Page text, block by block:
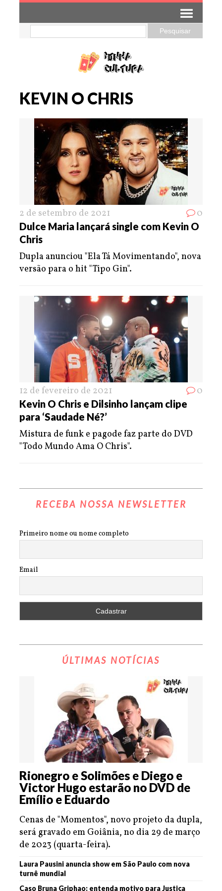
KEVIN O CHRIS
2 de setembro de 2021 0
Dulce Maria lançará single com Kevin O
Chris
Dupla anunciou "Ela Tá Movimentando", nova
versão para o hit "Tipo Gin".
12 de fevereiro de 2021 0
Kevin O Chris e Dilsinho lançam clipe
para ‘Saudade Né?’
Mistura de funk e pagode faz parte do DVD
"Todo Mundo Ama O Chris".
RECEBA NOSSA NEWSLETTER
Primeiro nome ou nome completo
Email
ÚLTIMAS NOTÍCIAS
Rionegro e Solimões e Diego e
Victor Hugo estarão no DVD de
Emílio e Eduardo
Cenas de "Momentos", novo projeto da dupla,
será gravado em Goiânia, no dia 29 de março
de 2023 (quarta-feira).
Laura Pausini anuncia show em São Paulo com nova
turnê mundial
Caso Bruna Griphao: entenda motivo para Justiça